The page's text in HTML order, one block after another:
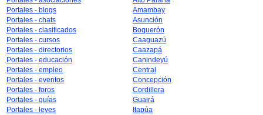
Portales - blogs
Portales - chats
Portales - clasificados
Portales - cursos
Portales - directorios
Portales - educación
Portales - empleo
Portales - eventos
Portales - foros
Portales - guías
Portales - leyes
Amambay
Asunción
Boquerón
Caaguazú
Caazapá
Canindeyú
Central
Concepción
Cordillera
Guairá
Itapúa